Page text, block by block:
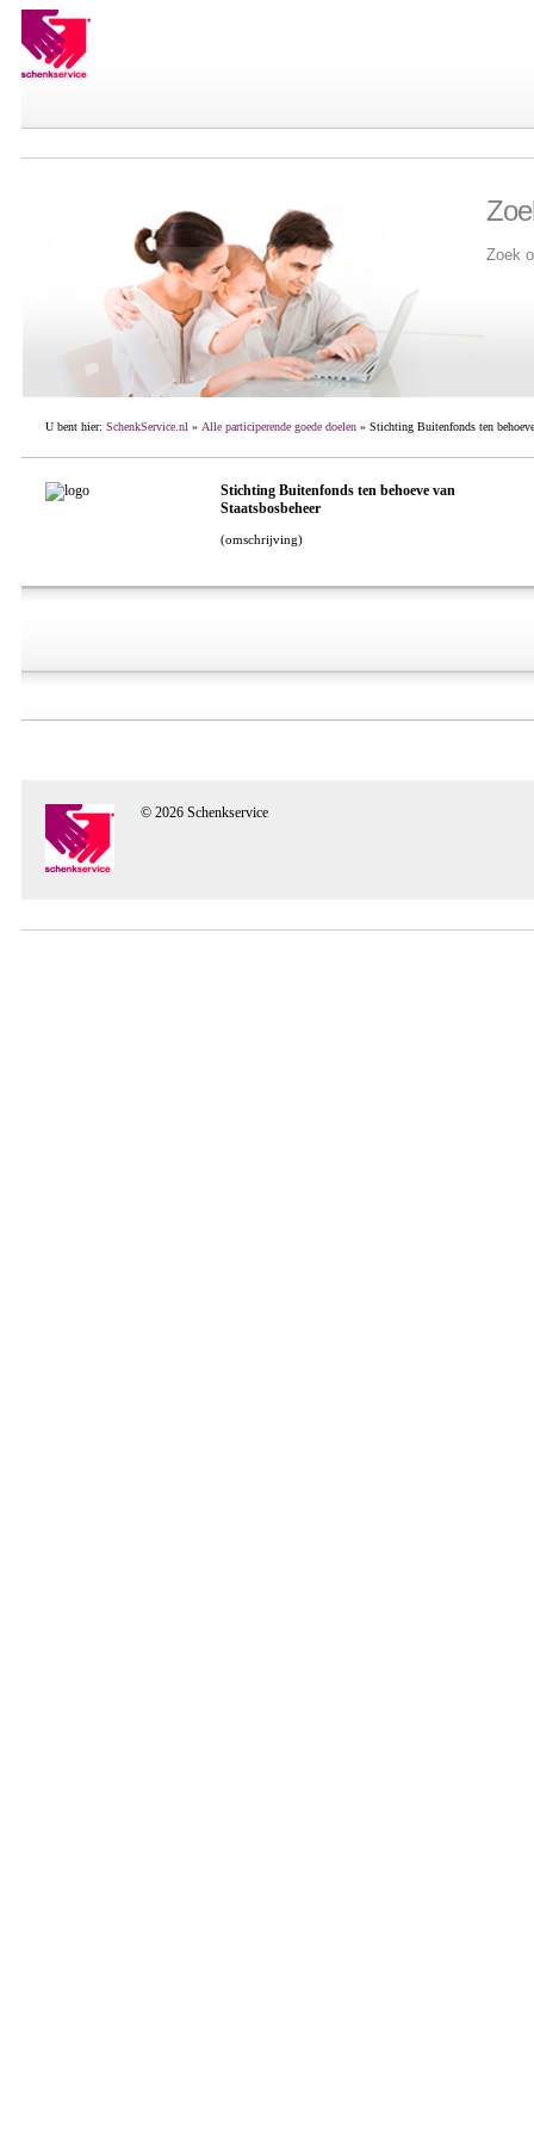
Zoek
U bent hier: SchenkService.nl » Alle participerende goede doelen» Stichting Buitenfonds ten behoeve
Stichting Buitenfonds ten behoeve van
Staatsbosbeheer
(omschrijving)
© 2026 Schenkservice